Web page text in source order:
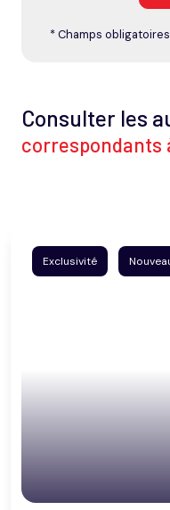
* Champs obligatoires
Consulter les
correspondants
Exclusivité